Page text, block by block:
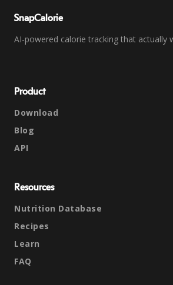
SnapCalorie
AI-powered calorie tracking that actually
Product
Download
Blog
API
Resources
Nutrition Database
Recipes
Learn
FAQ